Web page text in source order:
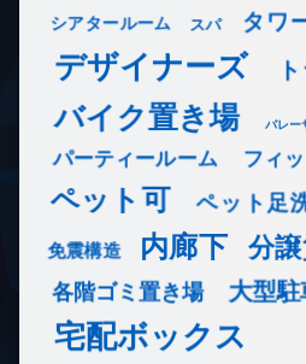
シアタールーム スパ タワ
デザイナーズ
バイク置き場 バレー
パーティールーム フィ
ペット可 ペット足
免震構造 内廊下 分
各階ゴミ置き場 大型駐
宅配ボックス